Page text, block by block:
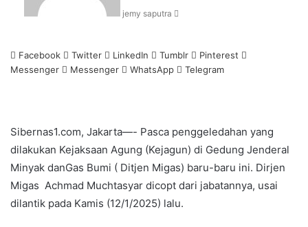
jemy saputra
Facebook Twitter LinkedIn Tumblr
Pinterest
Messenger
Messenger WhatsApp Telegram
Sibernas1.com, Jakarta—- Pasca penggeledahan yang
dilakukan Kejaksaan Agung (Kejagun) di Gedung Jenderal
Minyak danGas Bumi ( Ditjen Migas) baru-baru ini. Dirjen
Migas Achmad Muchtasyar dicopt dari jabatannya, usai
dilantik pada Kamis (12/1/2025) lalu.